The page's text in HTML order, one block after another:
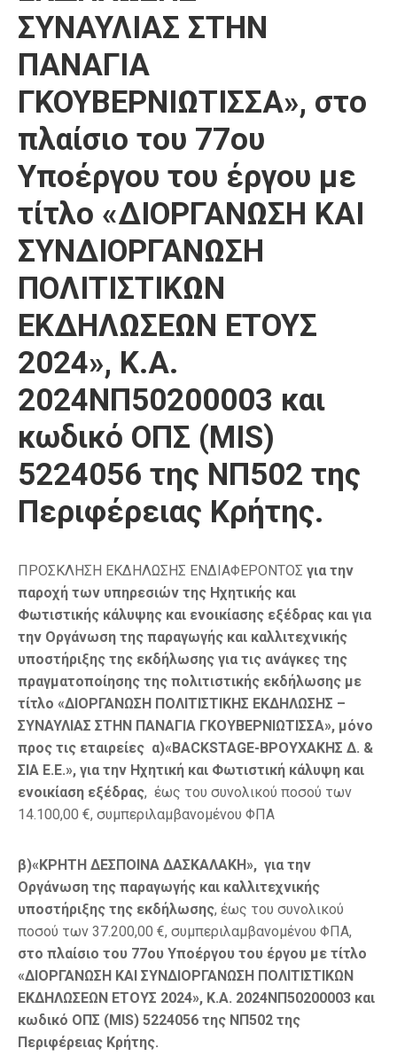
ΣΥΝΑΥΛΙΑΣ ΣΤΗΝ
ΠΑΝΑΓΙΑ
ΓΚΟΥΒΕΡΝΙΩΤΙΣΣΑ», στο
πλαίσιο του 77ου
Υποέργου του έργου με
τίτλο «ΔΙΟΡΓΑΝΩΣΗ ΚΑΙ
ΣΥΝΔΙΟΡΓΑΝΩΣΗ
ΠΟΛΙΤΙΣΤΙΚΩΝ
ΕΚΔΗΛΩΣΕΩΝ ΕΤΟΥΣ
2024», Κ.Α.
2024ΝΠ50200003 και
κωδικό ΟΠΣ (MIS)
5224056 της ΝΠ502 της
Περιφέρειας Κρήτης.
ΠΡΟΣΚΛΗΣΗ ΕΚΔΗΛΩΣΗΣ ΕΝΔΙΑΦΕΡΟΝΤΟΣ για την
παροχή των υπηρεσιών της Ηχητικής και
Φωτιστικής κάλυψης και ενοικίασης εξέδρας και για
την Οργάνωση της παραγωγής και καλλιτεχνικής
υποστήριξης της εκδήλωσης για τις ανάγκες της
πραγματοποίησης της πολιτιστικής εκδήλωσης με
τίτλο «ΔΙΟΡΓΑΝΩΣΗ ΠΟΛΙΤΙΣΤΙΚΗΣ ΕΚΔΗΛΩΣΗΣ –
ΣΥΝΑΥΛΙΑΣ ΣΤΗΝ ΠΑΝΑΓΙΑ ΓΚΟΥΒΕΡΝΙΩΤΙΣΣΑ», μόνο
προς τις εταιρείες α)«BACKSTAGE-ΒΡΟΥΧΑΚΗΣ Δ. &
ΣΙΑ Ε.Ε.», για την Ηχητική και Φωτιστική κάλυψη και
ενοικίαση εξέδρας, έως του συνολικού ποσού των
14.100,00 €, συμπεριλαμβανομένου ΦΠΑ
β)«ΚΡΗΤΗ ΔΕΣΠΟΙΝΑ ΔΑΣΚΑΛΑΚΗ», για την
Οργάνωση της παραγωγής και καλλιτεχνικής
υποστήριξης της εκδήλωσης, έως του συνολικού
ποσού των 37.200,00 €, συμπεριλαμβανομένου ΦΠΑ,
στο πλαίσιο του 77ου Υποέργου του έργου με τίτλο
«ΔΙΟΡΓΑΝΩΣΗ ΚΑΙ ΣΥΝΔΙΟΡΓΑΝΩΣΗ ΠΟΛΙΤΙΣΤΙΚΩΝ
ΕΚΔΗΛΩΣΕΩΝ ΕΤΟΥΣ 2024», Κ.Α. 2024ΝΠ50200003 και
κωδικό ΟΠΣ (MIS) 5224056 της ΝΠ502 της
Περιφέρειας Κρήτης.